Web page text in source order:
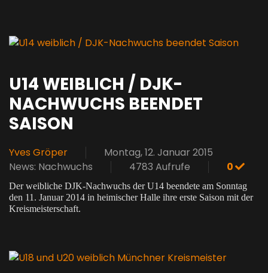
U14 WEIBLICH / DJK-
NACHWUCHS BEENDET
SAISON
Yves Gröper
Montag, 12. Januar 2015
News: Nachwuchs
4783 Aufrufe 0
Der weibliche DJK-Nachwuchs der U14 beendete am Sonntag
den 11. Januar 2014 in heimischer Halle ihre erste Saison mit der
Kreismeisterschaft.